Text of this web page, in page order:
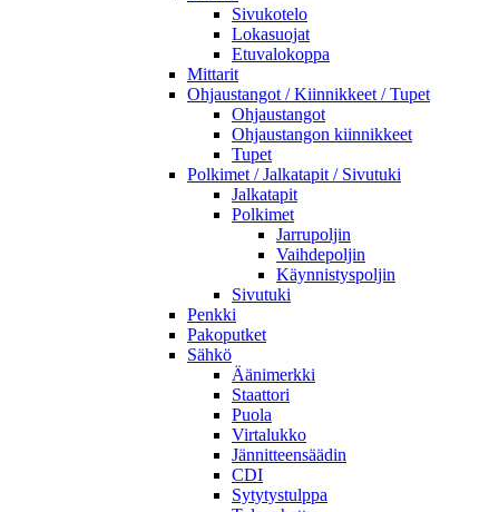
Sivukotelo
Lokasuojat
Etuvalokoppa
Mittarit
Ohjaustangot / Kiinnikkeet / Tupet
Ohjaustangot
Ohjaustangon kiinnikkeet
Tupet
Polkimet / Jalkatapit / Sivutuki
Jalkatapit
Polkimet
Jarrupoljin
Vaihdepoljin
Käynnistyspoljin
Sivutuki
Penkki
Pakoputket
Sähkö
Äänimerkki
Staattori
Puola
Virtalukko
Jännitteensäädin
CDI
Sytytystulppa